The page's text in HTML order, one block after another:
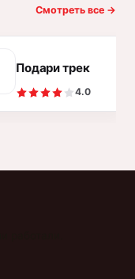
Смотреть все →
Подари трек
4.0